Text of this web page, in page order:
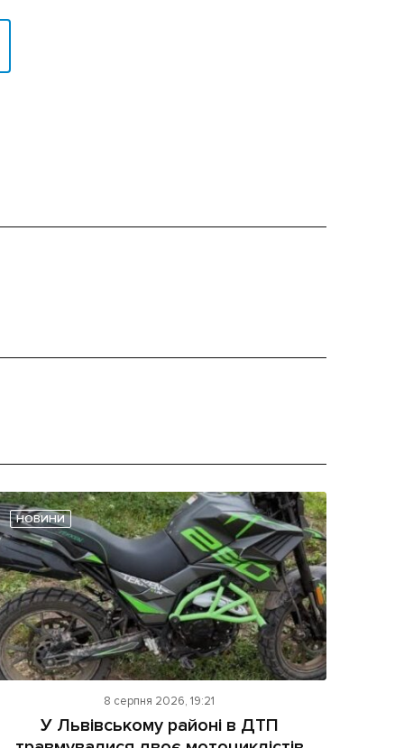
НОВИНИ
8 серпня 2026, 19:21
У Львівському районі в ДТП